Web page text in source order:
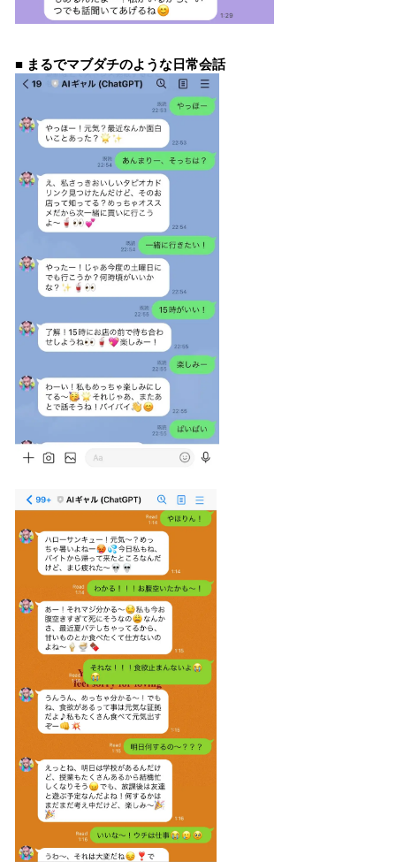
■ まるでマブダチのような日常会話